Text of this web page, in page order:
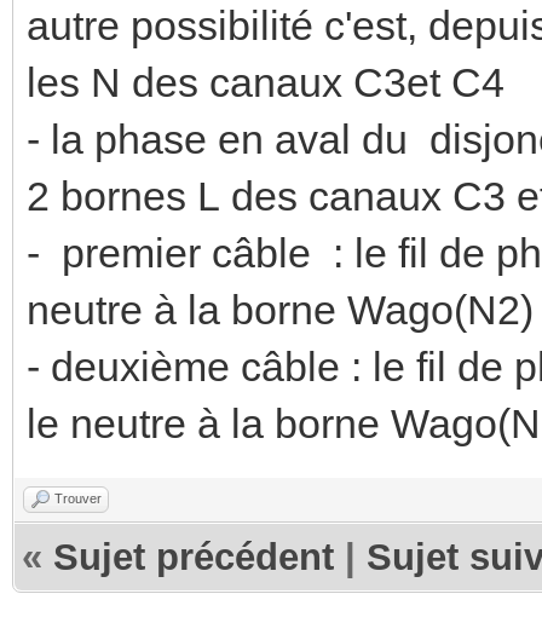
autre possibilité c'est,
les N des canaux C3et C4
- la phase en aval du
2 bornes L des canaux C3
- premier câble : le fil de
neutre à la borne Wago(N2)
- deuxième câble : le fil de
le neutre à la borne
Trouver
« Sujet précédent Sujet